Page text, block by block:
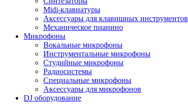
Midi-клавиатуры
Аксессуары для клавишных инструментов
Механическое пианино
Микрофоны
Вокальные микрофоны
Инструментальные микрофоны
Студийные микрофоны
Радиосистемы
Специальные микрофоны
Аксессуары для микрофонов
DJ оборудование